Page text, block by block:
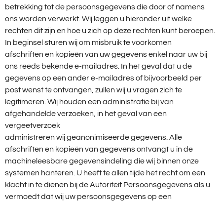
betrekking tot de persoonsgegevens die door of namens
ons worden verwerkt. Wij leggen u hieronder uit welke
rechten dit zijn en hoe u zich op deze rechten kunt beroepen.
In beginsel sturen wij om misbruik te voorkomen
afschriften en kopieën van uw gegevens enkel naar uw bij
ons reeds bekende e-mailadres. In het geval dat u de
gegevens op een ander e-mailadres of bijvoorbeeld per
post wenst te ontvangen, zullen wij u vragen zich te
legitimeren. Wij houden een administratie bij van
afgehandelde verzoeken, in het geval van een
vergeetverzoek
administreren wij geanonimiseerde gegevens. Alle
afschriften en kopieën van gegevens ontvangt u in de
machineleesbare gegevensindeling die wij binnen onze
systemen hanteren. U heeft te allen tijde het recht om een
klacht in te dienen bij de Autoriteit Persoonsgegevens als u
vermoedt dat wij uw persoonsgegevens op een